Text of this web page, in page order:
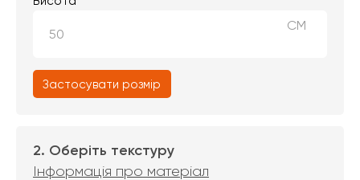
СМ
Застосувати розмір
2. Оберіть текстуру
Інформація про матеріал